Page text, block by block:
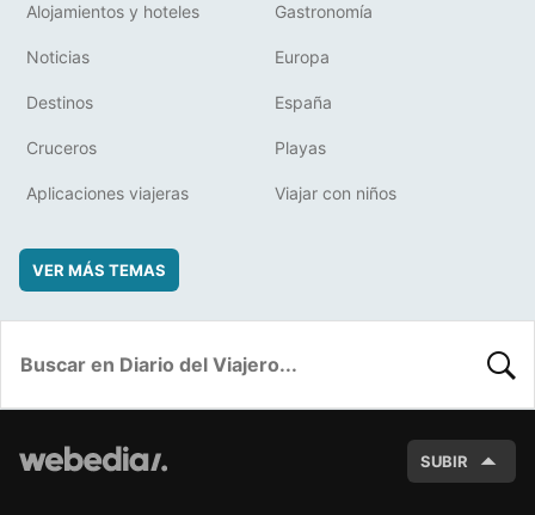
Alojamientos y hoteles Gastronomía
Noticias Europa
Destinos España
Cruceros Playas
Aplicaciones viajeras Viajar con niños
VER MÁS TEMAS
SUBIR